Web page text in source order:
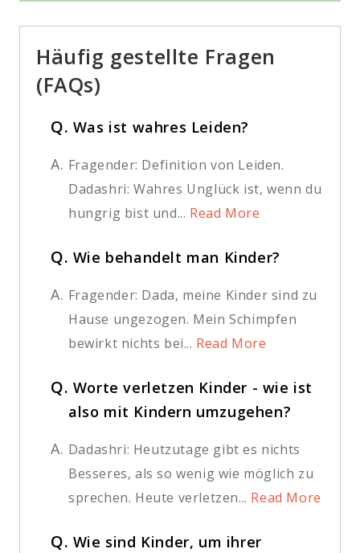
Häufig gestellte Fragen
(FAQs)
Q. Was ist wahres Leiden?
A. Fragender: Definition von Leiden.
Dadashri: Wahres Unglück ist, wenn du
hungrig bist und... Read More
Q. Wie behandelt man Kinder?
A. Fragender: Dada, meine Kinder sind zu
Hause ungezogen. Mein Schimpfen
bewirkt nichts bei... Read More
Q. Worte verletzen Kinder - wie ist
also mit Kindern umzugehen?
A. Dadashri: Heutzutage gibt es nichts
Besseres, als so wenig wie möglich zu
sprechen. Heute verletzen... Read More
Q. Wie sind Kinder, um ihrer